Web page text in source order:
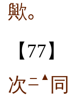
歟｡
【77】
次 ニ ▲ 同